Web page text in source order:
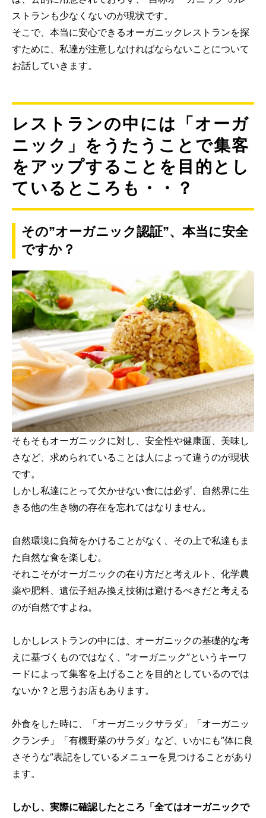
ストランも少なくないのが現状です。
そこで、本当に安心できるオーガニックレストランを探
すために、私達が注意しなければならないことについて
お話していきます。
レストランの中には「オーガ
ニック」をうたうことで集客
をアップすることを目的とし
ているところも・・？
その”オーガニック認証”、本当に安全
ですか？
そもそもオーガニックに対し、安全性や健康面、美味し
さなど、求められていることは人によって違うのが現状
です。
しかし私達にとって欠かせない食には必ず、自然界に生
きる他の生き物の存在を忘れてはなりません。
自然環境に負荷をかけることがなく、その上で私達もま
た自然な食を楽しむ。
それこそがオーガニックの在り方だと考えルト、化学農
薬や肥料、遺伝子組み換え技術は避けるべきだと考える
のが自然ですよね。
しかしレストランの中には、オーガニックの基礎的な考
えに基づくものではなく、”オーガニック”というキーワ
ードによって集客を上げることを目的としているのでは
ないか？と思うお店もあります。
外食をした時に、「オーガニックサラダ」「オーガニッ
クランチ」「有機野菜のサラダ」など、いかにも”体に良
さそうな”表記をしているメニューを見つけることがあり
ます。
しかし、実際に確認したところ「全てはオーガニックで